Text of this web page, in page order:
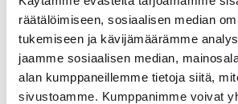
räätälöimiseen, sosiaalisen median
tukemiseen ja kävijämäärämme
jaamme sosiaalisen median,
alan kumppaneillemme tietoja siitä,
sivustoamme. Kumppanimme voivat
Lisävuodepaikat
Makuuhuoneiden lukumäärä
Mikroaaltouuni
Pakastin/pakastelokero